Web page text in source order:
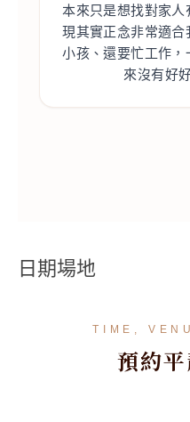
本來只是想找對家
現其實正念非常適合
小孩、還要忙工作
來沒有好
日期場地
TIME,
預約